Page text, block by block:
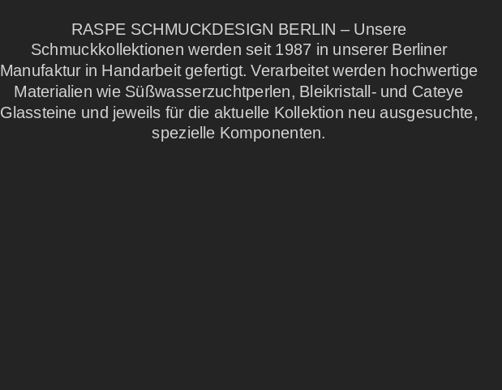
RASPE SCHMUCKDESIGN BERLIN – Unsere
Schmuckkollektionen werden seit 1987 in unserer Berliner
Manufaktur in Handarbeit gefertigt. Verarbeitet werden hochwertige
Materialien wie Süßwasserzuchtperlen, Bleikristall- und Cateye
Glassteine und jeweils für die aktuelle Kollektion neu ausgesuchte,
spezielle Komponenten.